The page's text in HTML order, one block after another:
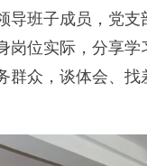
班子成员，党
位实际，分享
众，谈体会、